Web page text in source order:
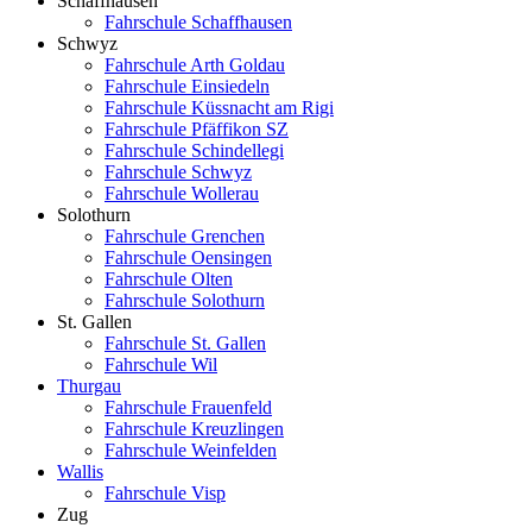
Fahrschule Schaffhausen
Schwyz
Fahrschule Arth Goldau
Fahrschule Einsiedeln
Fahrschule Küssnacht am Rigi
Fahrschule Pfäffikon SZ
Fahrschule Schindellegi
Fahrschule Schwyz
Fahrschule Wollerau
Solothurn
Fahrschule Grenchen
Fahrschule Oensingen
Fahrschule Olten
Fahrschule Solothurn
St. Gallen
Fahrschule St. Gallen
Fahrschule Wil
Thurgau
Fahrschule Frauenfeld
Fahrschule Kreuzlingen
Fahrschule Weinfelden
Wallis
Fahrschule Visp
Zug